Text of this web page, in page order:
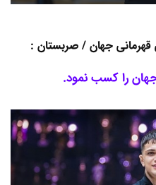
جهان / صربستان :
را کسب نمود.